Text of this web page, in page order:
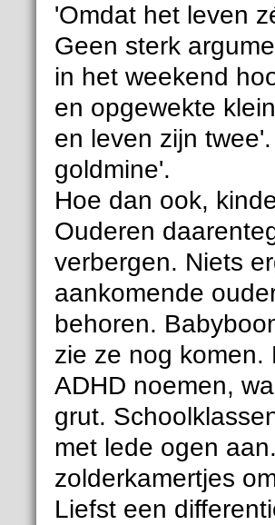
'Omdat het leven
Geen sterk
in het weekend
en opgewekte
en leven zijn
goldmine'.
Hoe dan ook,
Ouderen
verbergen. Niets
aankomende
behoren.
zie ze nog komen.
ADHD noemen,
grut.
met lede ogen
zolderkamertjes
Liefst een